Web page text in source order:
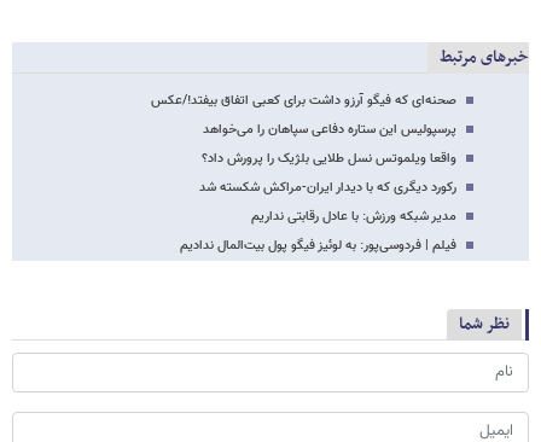
خبرهای مرتبط
صحنه‌ای که فیگو آرزو داشت برای کعبی اتفاق بیفتد!/عکس
پرسپولیس این ستاره دفاعی سپاهان را می‌خواهد
واقعا ویلموتس نسل طلایی بلژیک را پرورش داد؟
رکورد دیگری که با دیدار ایران-مراکش شکسته شد
مدیر شبکه ورزش: با عادل رقابتی نداریم
فیلم | فردوسی‌پور: به لوئیز فیگو پول بیت‌المال ندادیم
نظر شما